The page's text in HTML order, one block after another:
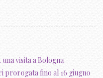
visita a Bologna
prorogata fino al 16 giugno